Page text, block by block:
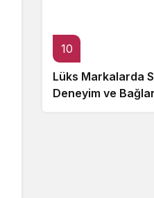
10
Lüks Markalarda
Deneyim ve